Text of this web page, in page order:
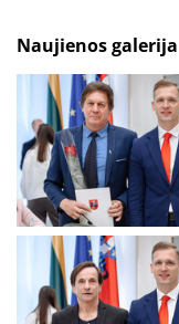
Naujienos galerija